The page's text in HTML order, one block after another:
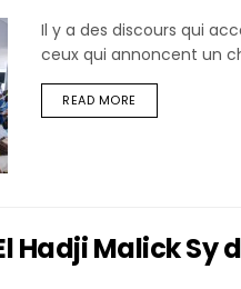
Il y a des discours qui
ceux qui annoncent un
READ MORE
Hadji Malick